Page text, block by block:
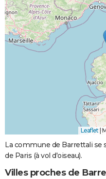
Leaflet
La commune de Barrettali se
de Paris (à vol d'oiseau).
Villes proches de